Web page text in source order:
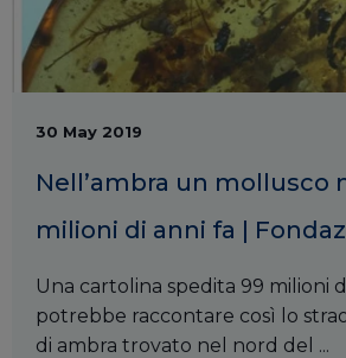
30 May 2019
Nell’ambra un mollusco
milioni di anni fa |
Una cartolina spedita 99 milioni
potrebbe raccontare così lo
di ambra trovato nel nord del ...